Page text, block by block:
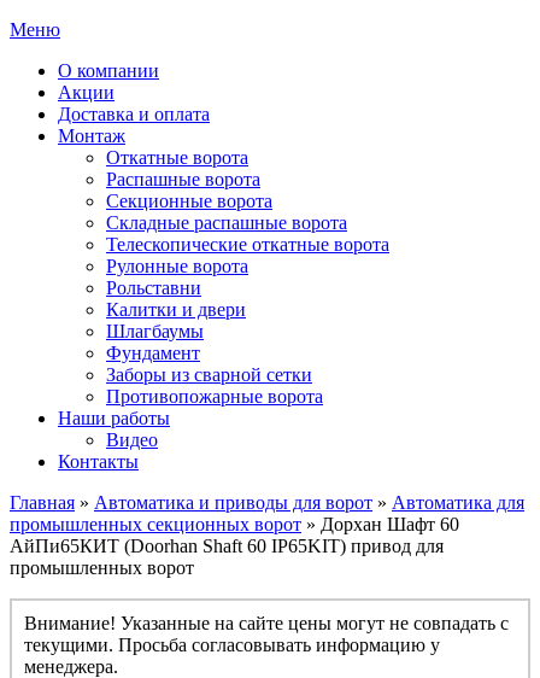
Меню
О компании
Акции
Доставка и оплата
Монтаж
Откатные ворота
Распашные ворота
Секционные ворота
Складные распашные ворота
Телескопические откатные ворота
Рулонные ворота
Рольставни
Калитки и двери
Шлагбаумы
Фундамент
Заборы из сварной сетки
Противопожарные ворота
Наши работы
Видео
Контакты
Главная » Автоматика и приводы для ворот » Автоматика для
промышленных секционных ворот » Дорхан Шафт 60
АйПи65КИТ (Doorhan Shaft 60 IP65KIT) привод для
промышленных ворот
Внимание! Указанные на сайте цены могут не совпадать с
текущими. Просьба согласовывать информацию у
менеджера.